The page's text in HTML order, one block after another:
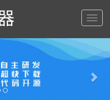
学
无
止
载